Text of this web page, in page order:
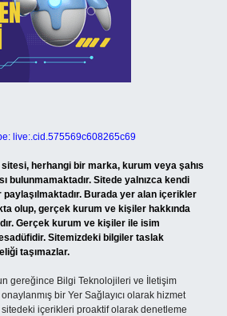
live:.cid.575569c608265c69
herhangi bir marka, kurum veya şahıs
bulunmamaktadır. Sitede yalnızca kendi
paylaşılmaktadır. Burada yer alan içerikler
olup, gerçek kurum ve kişiler hakkında
Gerçek kurum ve kişiler ile isim
Sitemizdeki bilgiler taslak
taşımazlar.
gereğince Bilgi Teknolojileri ve İletişim
bir Yer Sağlayıcı olarak hizmet
içerikleri proaktif olarak denetleme